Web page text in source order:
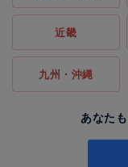
近畿
九州・沖縄
あなた